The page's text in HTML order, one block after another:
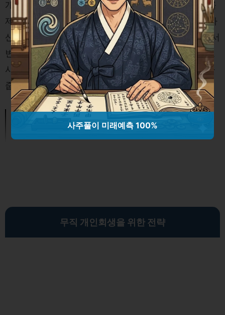
개인회생 절차를 시작하기 위해서는 법원에 신청서를
제출해야 합니다. 이때 필요한 서류로는 채무 목록, 자
산 목록, 소득 증빙 자료 등이 포함됩니다. 이 과정에서
변호사의 도움을 받는 것이 유리할 수 있습니다. 변호
사는 법적 절차를 안내하고, 필요한 서류 준비를 도와
줍니다.
알바 퇴직금 필수 정보
무직 개인회생을 위한 전략
사주풀이 미래예측 100%